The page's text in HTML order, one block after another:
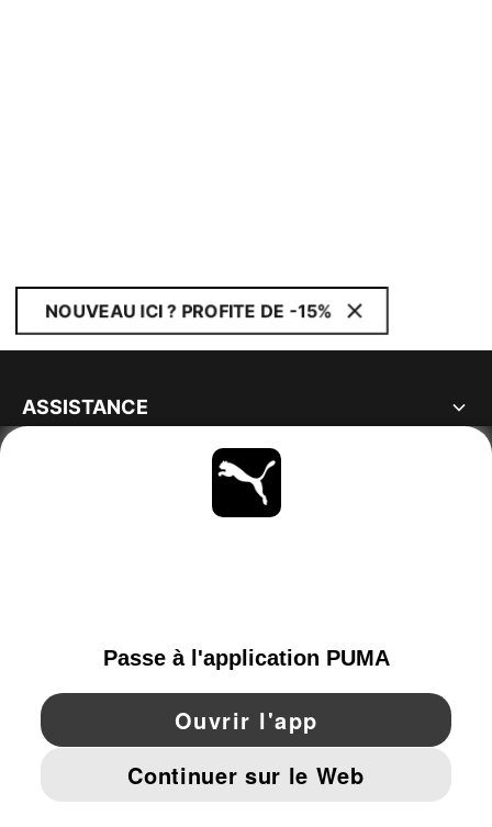
NOUVEAU ICI ? PROFITE DE -15%
ASSISTANCE
YouTube Twitter Pinterest
MENTIONS ET DONNÉES LÉGALES